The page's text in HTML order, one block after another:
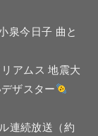
泉今日子 曲と
アムス 地震大
ザスター
連続放送（約